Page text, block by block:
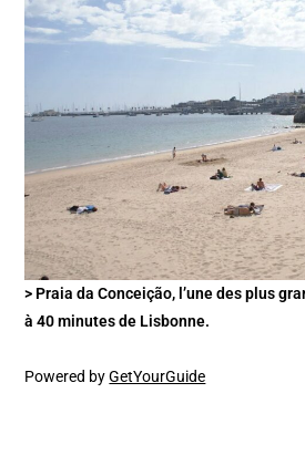
> Praia da Conceição, l’une des plus
à 40 minutes de Lisbonne.
Powered byGetYourGuide